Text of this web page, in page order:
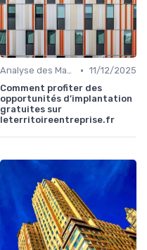
Analyse des Marchés Locaux et Globaux • 11/12/2025
Comment profiter des
opportunités d’implantation
gratuites sur
leterritoireentreprise.fr